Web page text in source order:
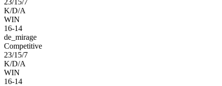
K/D/A
WIN
16-14
de_mirage
Competitive
23/15/7
K/D/A
WIN
16-14